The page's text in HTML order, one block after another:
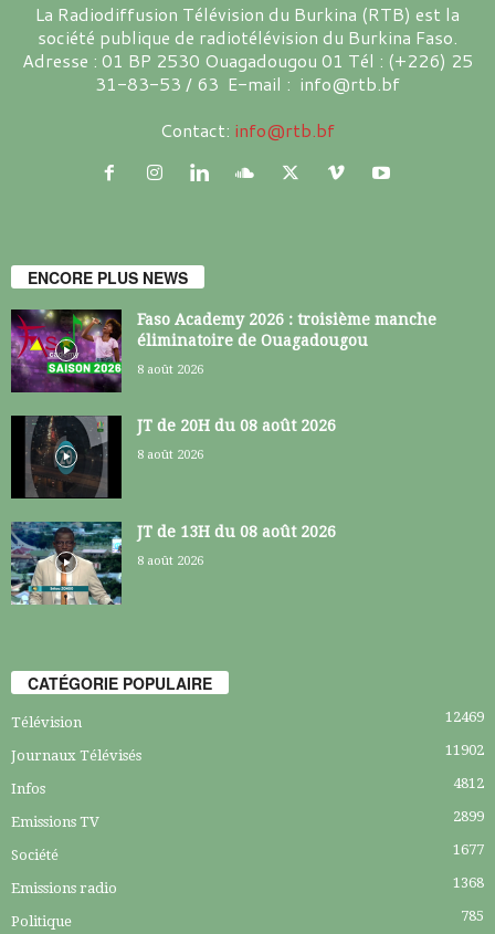
La Radiodiffusion Télévision du Burkina (RTB) est la
société publique de radiotélévision du Burkina Faso.
Adresse : 01 BP 2530 Ouagadougou 01 Tél : (+226) 25
31-83-53 / 63 E-mail : info@rtb.bf
Contact: info@rtb.bf
ENCORE PLUS NEWS
Faso Academy 2026 : troisième manche
éliminatoire de Ouagadougou
8 août 2026
JT de 20H du 08 août 2026
8 août 2026
JT de 13H du 08 août 2026
8 août 2026
CATÉGORIE POPULAIRE
Télévision 12469
Journaux Télévisés 11902
Infos 4812
Emissions TV 2899
Société 1677
Emissions radio 1368
Politique 785